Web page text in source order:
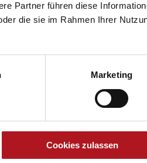
Partner führen diese
die sie im Rahmen Ihrer
Marketing
Cookies zulassen